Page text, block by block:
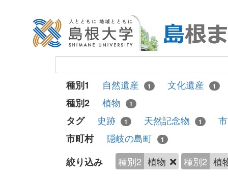
種別1 自然遺産 1 文化遺産 1
種別2 植物 1
タグ 史跡 1 天然記念物 1
市町村
隠岐の島町 1
絞り込み 種別2 植物 種別2 植